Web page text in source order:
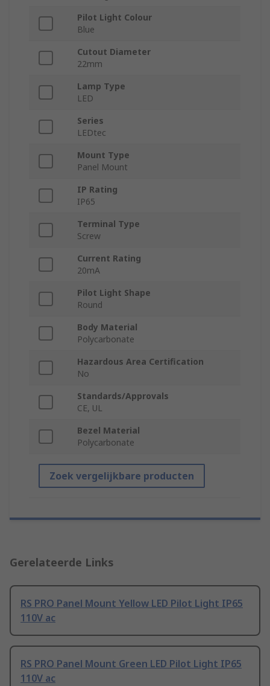
Pilot Light Colour
Blue
Cutout Diameter
22mm
Lamp Type
LED
Series
LEDtec
Mount Type
Panel Mount
IP Rating
IP65
Terminal Type
Screw
Current Rating
20mA
Pilot Light Shape
Round
Body Material
Polycarbonate
Hazardous Area Certification
No
Standards/Approvals
CE, UL
Bezel Material
Polycarbonate
Zoek vergelijkbare producten
Gerelateerde Links
RS PRO Panel Mount Yellow LED Pilot Light IP65
110V ac
RS PRO Panel Mount Green LED Pilot Light IP65
110V ac